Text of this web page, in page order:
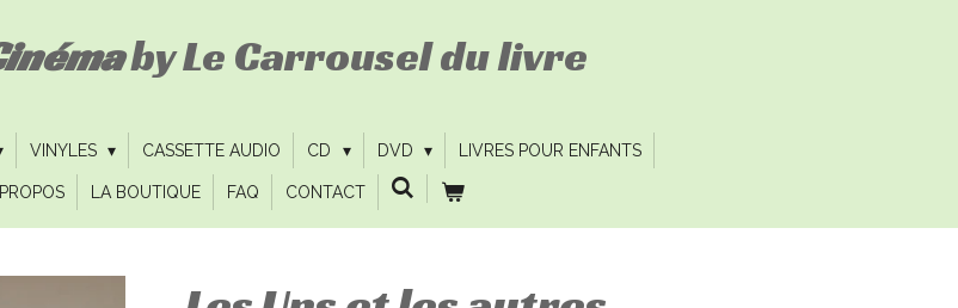
by Le Carrousel du livre
VINYLES CASSETTE AUDIO CD DVD LIVRES POUR ENFANTS
LA BOUTIQUE FAQ CONTACT